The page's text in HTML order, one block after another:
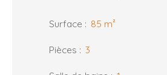
Surface : 85 m²
Pièces : 3